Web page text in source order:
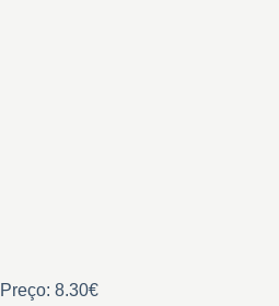
Preço: 8.30€